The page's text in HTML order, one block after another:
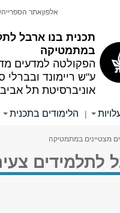
תכנית בנו ארבל
במתמטיקה
הפקולטה למדעים
ע"ש ריימונד ובברלי
אוניברסיטת תל אביב
אלפוןאתר הספרייה
| הלימודים בתכנית
מצטיינים במתמטיקה
לתלמידים